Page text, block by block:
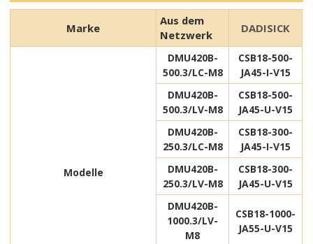
Marke
Aus dem
Netzwerk
DADISICK
Modelle
DMU420B-
500.3/LC-M8
CSB18-500-
JA45-I-V15
DMU420B-
500.3/LV-M8
CSB18-500-
JA45-U-V15
DMU420B-
250.3/LC-M8
CSB18-300-
JA45-I-V15
DMU420B-
250.3/LV-M8
CSB18-300-
JA45-U-V15
DMU420B-
1000.3/LV-
M8
CSB18-1000-
JA55-U-V15